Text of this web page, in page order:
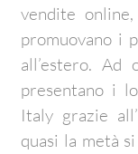
vendite
promuovano i
all’estero. Ad
presentano i
Italy grazie
quasi la metà